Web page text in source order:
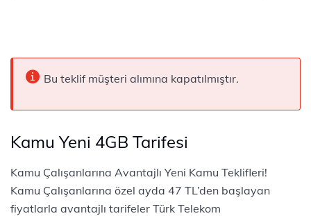
Bu teklif müşteri alımına kapatılmıştır.
Kamu Yeni 4GB Tarifesi
​​​​​​Kamu Çalışanlarına Avantajlı Yeni Kamu Teklifleri!
Kamu Çalışanlarına özel ayda 47 TL’den başlayan
fiyatlarla avantajlı tarifeler Türk Telekom